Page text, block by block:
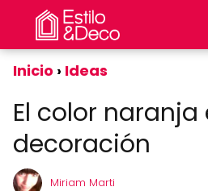
Inicio Ideas
El color naranja
decoración
Miriam Marti